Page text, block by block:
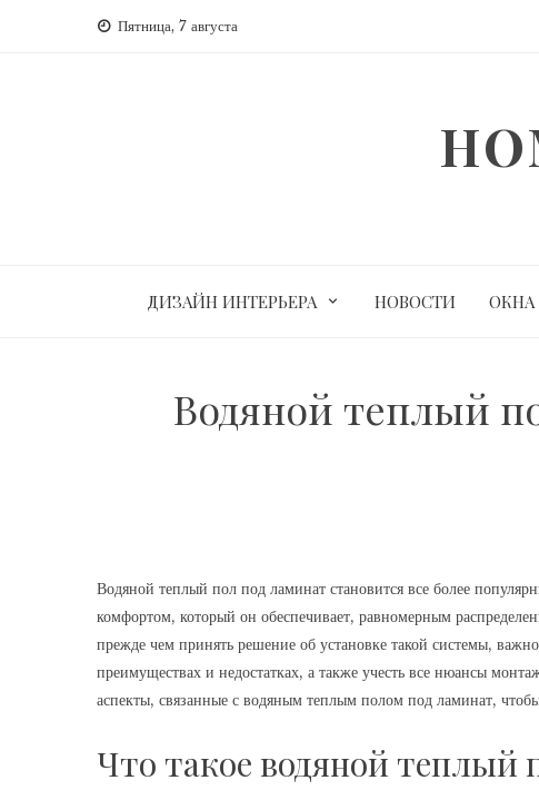
Пятница, 7 августа
ДИЗАЙН ИНТЕРЬЕРА НОВОСТИ ОКНА
Водяной теплый
Водяной теплый пол под ламинат становится все более
комфортом, который он обеспечивает, равномерным
прежде чем принять решение об установке такой системы,
преимуществах и недостатках, а также учесть все нюансы
аспекты, связанные с водяным теплым полом под ламинат,
Что такое водяной теплый